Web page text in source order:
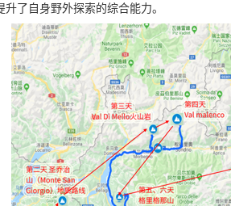
了自身野外探索的综合能力。